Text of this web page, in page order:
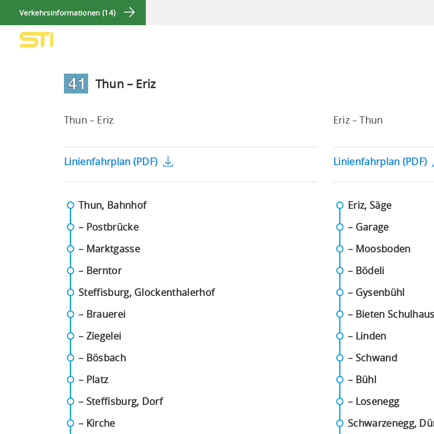
Zum
SucheVerkehrsinformationen (14)
Suchbox
Hauptnavigation
Thun – Eriz
Die
Dateien
im
aus
technischen
nicht
für
aufbereitet.
Sie
den
Fahrplan
Tür-
zu-
Fahrplan
Thun – Eriz
Linienfahrplan (PDF)
Thun, Bahnhof(PDF)
– Postbrücke(PDF)
– Marktgasse(PDF)
– Berntor(PDF)
Steffisburg, Glockenthalerhof(PDF)
– Brauerei(PDF)
– Ziegelei(PDF)
– Bösbach(PDF)
– Platz(PDF)
– Steffisburg, Dorf(PDF)
– Kirche(PDF)
Eriz – Thun
Linienfahrplan (PDF)
Eriz, Säge(PDF)
– Garage(PDF)
– Moosboden(PDF)
– Bödeli(PDF)
– Gysenbühl(PDF)
– Bieten Schulhaus
– Linden(PDF)
– Schwand(PDF)
– Bühl(PDF)
– Losenegg(PDF)
Schwarzenegg,